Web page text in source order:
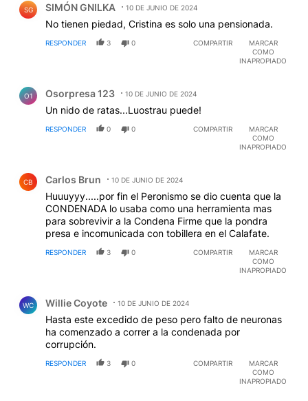
SG SIMÓN GNILKA 10 DE JUNIO DE 2024
No tienen piedad, Cristina es solo una pensionada.
RESPONDER 3 0 COMPARTIR
MARCAR
COMO
INAPROPIADO
O1 Osorpresa 123 10 DE JUNIO DE 2024
Un nido de ratas...Luostrau puede!
RESPONDER 0 0 COMPARTIR
MARCAR
COMO
INAPROPIADO
CB Carlos Brun 10 DE JUNIO DE 2024
Huuuyyy.....por fin el Peronismo se dio cuenta que la
CONDENADA lo usaba como una herramienta mas
para sobrevivir a la Condena Firme que la pondra
presa e incomunicada con tobillera en el Calafate.
RESPONDER 3 0 COMPARTIR
MARCAR
COMO
INAPROPIADO
WC Willie Coyote 10 DE JUNIO DE 2024
Hasta este excedido de peso pero falto de neuronas
ha comenzado a correr a la condenada por
corrupción.
RESPONDER 3 0 COMPARTIR
MARCAR
COMO
INAPROPIADO